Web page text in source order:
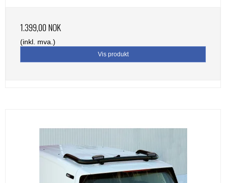
1.399,00 NOK
(inkl. mva.)
Vis produkt